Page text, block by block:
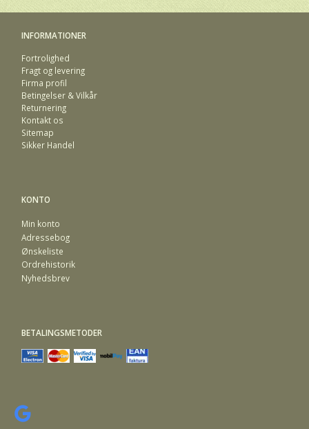
INFORMATIONER
Fortrolighed
Fragt og levering
Firma profil
Betingelser & Vilkår
Returnering
Kontakt os
Sitemap
Sikker Handel
KONTO
Min konto
Adressebog
Ønskeliste
Ordrehistorik
Nyhedsbrev
BETALINGSMETODER